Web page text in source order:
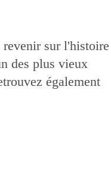
revenir sur l'histoire
des plus vieux
également